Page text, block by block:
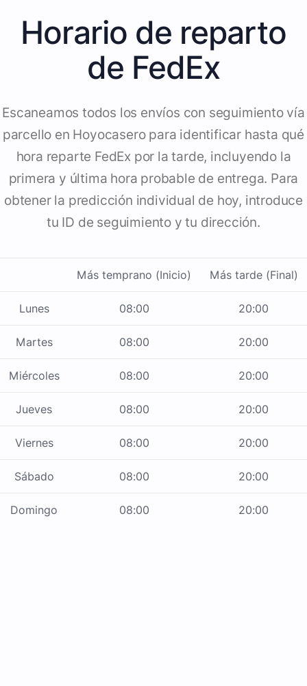
Horario de reparto
de FedEx
Escaneamos todos los envíos con seguimiento vía
parcello en Hoyocasero para identificar hasta qué
hora reparte FedEx por la tarde, incluyendo la
primera y última hora probable de entrega. Para
obtener la predicción individual de hoy, introduce
tu ID de seguimiento y tu dirección.
Más temprano (Inicio) Más tarde (Final)
Lunes 08:00 20:00
Martes 08:00 20:00
Miércoles 08:00 20:00
Jueves 08:00 20:00
Viernes 08:00 20:00
Sábado 08:00 20:00
Domingo 08:00 20:00